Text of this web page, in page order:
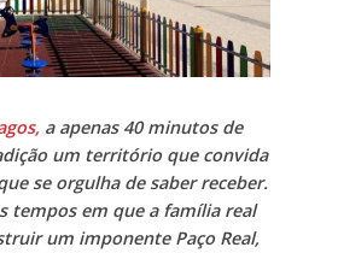
a apenas 40 minutos de
um território que convida
se orgulha de saber receber.
tempos em que a família real
um imponente Paço Real,